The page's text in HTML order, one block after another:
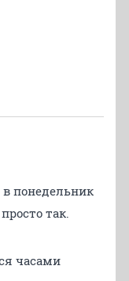
в понедельник
так.
часами